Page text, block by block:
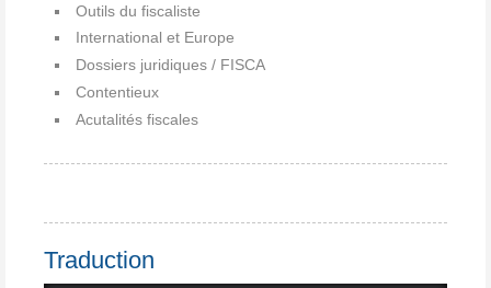
Outils du fiscaliste
International et Europe
Dossiers juridiques / FISCA
Contentieux
Acutalités fiscales
Traduction